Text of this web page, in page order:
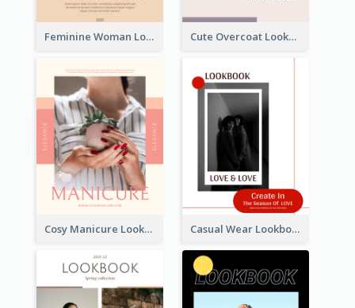
Feminine Woman Lookbook Cute Overcoat Lookbook
Cosy Manicure Lookbook Casual Wear Lookbook